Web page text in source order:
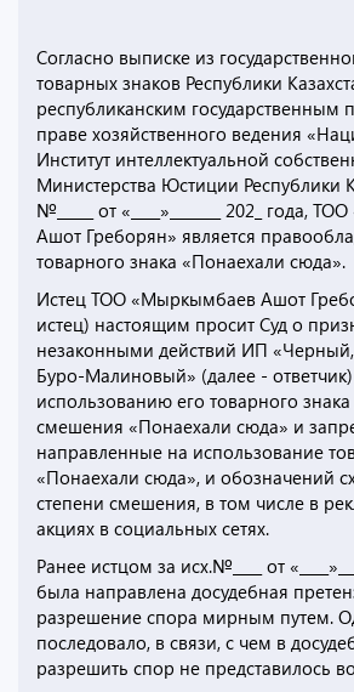
Согласно выписке из
товарных знаков Республики
республиканским государственным
праве хозяйственного ведения
Институт интеллектуальной
Министерства Юстиции Республики
№_____ от «____»_______ 202_ года,
Ашот Греборян» является
товарного знака «Понаехали сюда».
Истец ТОО «Мыркымбаев Ашот
истец) настоящим просит Суд о
незаконными действий ИП
Буро-Малиновый» (далее -
использованию его товарного
смешения «Понаехали сюда» и
направленные на использование
«Понаехали сюда», и обозначений
степени смешения, в том числе в
акциях в социальных сетях.
Ранее истцом за исх.№____ от
была направлена досудебная
разрешение спора мирным путем.
последовало, в связи, с чем в
разрешить спор не представилось